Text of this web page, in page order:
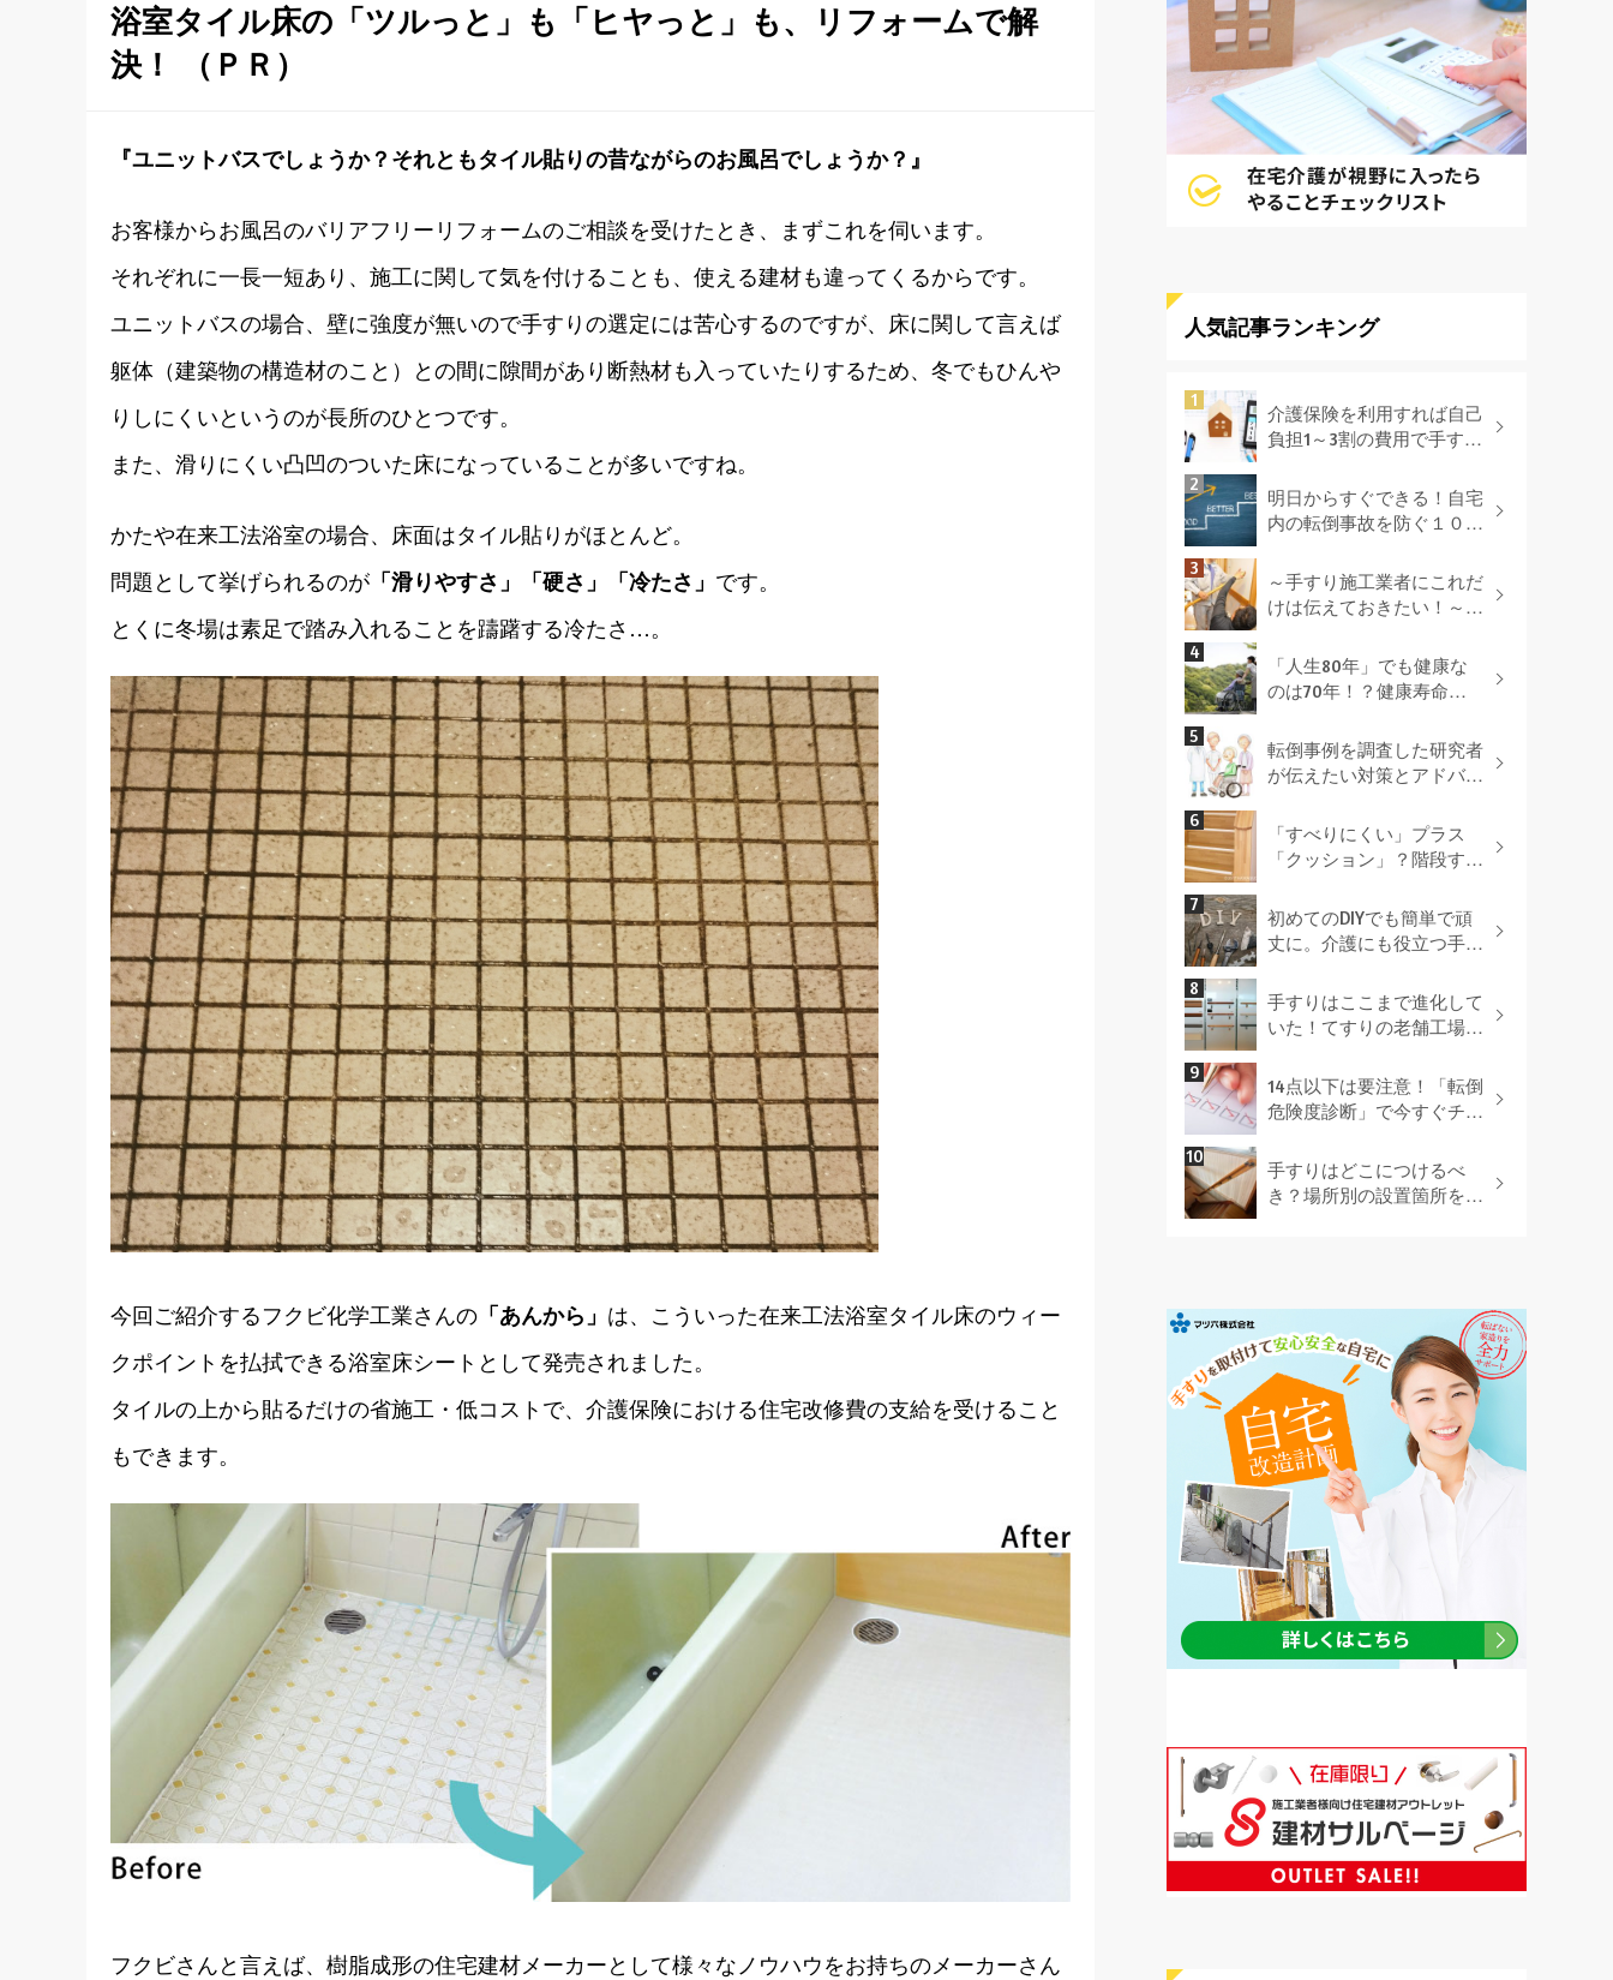
浴室タイル床の「ツルっと」も「ヒヤっと」も、リフォームで解
決！ （ＰＲ）
『ユニットバスでしょうか？それともタイル貼りの昔ながらのお風呂でしょうか？』
お客様からお風呂のバリアフリーリフォームのご相談を受けたとき、まずこれを伺います。
それぞれに一長一短あり、施工に関して気を付けることも、使える建材も違ってくるからです。
ユニットバスの場合、壁に強度が無いので手すりの選定には苦心するのですが、床に関して言えば
躯体（建築物の構造材のこと）との間に隙間があり断熱材も入っていたりするため、冬でもひんや
りしにくいというのが長所のひとつです。
また、滑りにくい凸凹のついた床になっていることが多いですね。
かたや在来工法浴室の場合、床面はタイル貼りがほとんど。
問題として挙げられるのが 「滑りやすさ」「硬さ」「冷たさ」 です。
とくに冬場は素足で踏み入れることを躊躇する冷たさ…。
今回ご紹介するフクビ化学工業さんの 「あんから」 は、こういった在来工法浴室タイル床のウィー
クポイントを払拭できる浴室床シートとして発売されました。
タイルの上から貼るだけの省施工・低コストで、介護保険における住宅改修費の支給を受けること
もできます。
フクビさんと言えば、樹脂成形の住宅建材メーカーとして様々なノウハウをお持ちのメーカーさん
人気記事ランキング
介護保険を利用すれば自己
負担1～3割の費用で手すり
明日からすぐできる！自宅
内の転倒事故を防ぐ１０の
～手すり施工業者にこれだ
けは伝えておきたい！～
る最適な方法とは！
「人生80年」でも健康な
のは70年！？健康寿命を
転倒事例を調査した研究者
が伝えたい対策とアドバイ
「すべりにくい」プラス
「クッション」？階段すべ
（ＰＲ）
初めてのDIYでも簡単で頑
丈に。介護にも役立つ手す
手すりはここまで進化して
いた！てすりの老舗工場を
14点以下は要注意！「転倒
危険度診断」で今すぐチェ
手すりはどこにつけるべ
き？場所別の設置箇所を網